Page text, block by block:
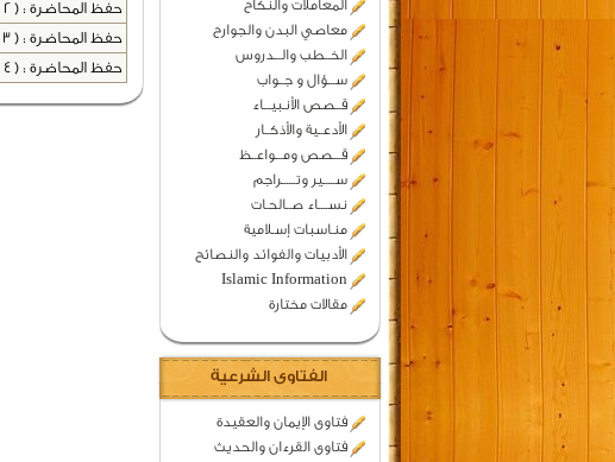
المعاملات والنكاح
معاصي البدن والجوارح
الخــطب والـــدروس
ســـؤال و جــواب
قــصص الأنـبيـــاء
الأدعــية والأذكــار
قـــصص ومـــواعــظ
ســـــير وتــــــراجم
نســــاء صــالحـات
منـاسبات إسـلامية
الأدبيات والفوائد والنصائح
Islamic Information
مقالات مختارة
الفتاوى الشرعية
فتاوى الإيمان والعقيدة
فتاوى القرءان والحديث
حفظ المحاضرة : ( 2 )
حفظ المحاضرة : ( 3 )
حفظ المحاضرة : ( 4 )